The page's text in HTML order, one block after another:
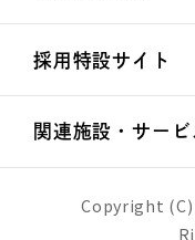
採用特設サイト
関連施設・サービ
Copyright (C)